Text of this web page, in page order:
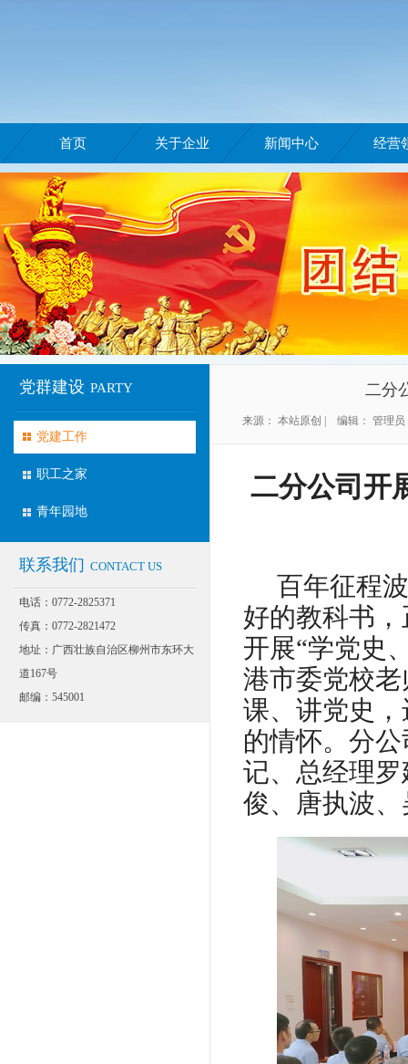
首页 关于企业 新闻中心 经营
党群建设 PARTY
BUILDING
党建工作
职工之家
青年园地
联系我们 CONTACT US
电话：0772-2825371
传真：0772-2821472
地址：广西壮族自治区柳州市东环大
道167号
邮编：545001
二分
来源： 本站原创 | 编辑： 管理
二分公司开
百年征程
好的教科书
开展“学党史
港市委党校
课、讲党史
的情怀。分
记、总经理
俊、唐执波